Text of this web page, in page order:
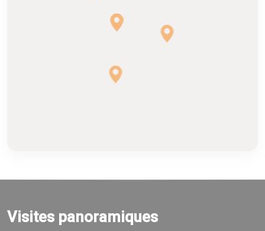
Visites panoramiques